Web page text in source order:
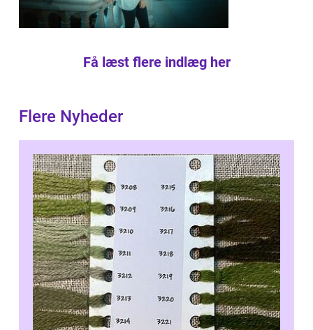
Få læst flere indlæg her
Flere Nyheder